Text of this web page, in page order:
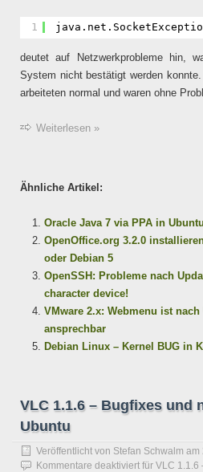
1
deutet auf Netzwerkprobleme hin,
System nicht bestätigt werden
arbeiteten normal und waren ohne
Weiterlesen »
Ähnliche Artikel:
Oracle Java 7 via PPA in
OpenOffice.org 3.2.0
oder Debian 5
OpenSSH: Probleme nach
character device!
VMware 2.x: Webmenu ist
ansprechbar
Debian Linux – Kernel BUG in
VLC 1.1.6 – Bugfixes und
Ubuntu
Veröffentlicht von Stefan Schwalm am
Kommentare deaktiviert für VLC 1.1.6